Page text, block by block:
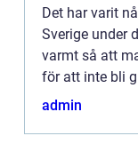
Det har varit
Sverige under
varmt så att
för att inte bli
admin